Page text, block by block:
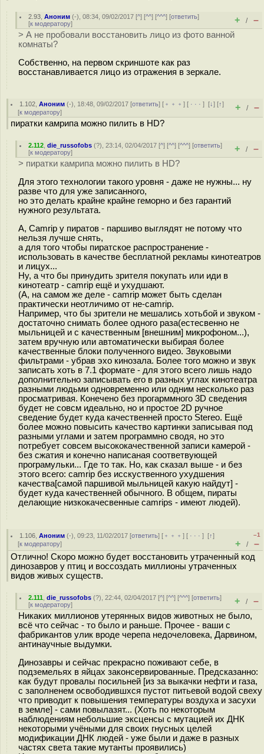
2.93 ,Аноним (-), 08:34, 09/02/2017 [^] [^^] [^^^] [ответить]
[к модератору] + / –
> А не пробовали восстановить лицо из фото ванной
комнаты?
Собственно, на первом скриншоте как раз
восстанавливается лицо из отражения в зеркале.
1.102 ,Аноним (-), 18:48, 09/02/2017 [ответить] [ ﹢﹢﹢] [ · · ·][↓] [↑]
[к модератору] + / –
пиратки камрипа можно пилить в HD?
2.112 ,die_russofobs (?), 23:14, 02/04/2017 [^] [^^] [^^^] [ответить]
[к модератору] + / –
> пиратки камрипа можно пилить в HD?
Для этого технологии такого уровня - даже не нужны... ну
разве что для уже записанного,
но это делать крайне крайне геморно и без гарантий
нужного результата.
А, Camrip у пиратов - паршиво выглядят не потому что
нельзя лучше снять,
а для того чтобы пиратское распространение -
использовать в качестве бесплатной рекламы кинотеатров
и лицух...
Ну, а что бы принудить зрителя покупать или иди в
кинотеатр - camrip ещё и ухудшают.
(А, на самом же деле - camrip может быть сделан
практически неотличимо от не-camrip.
Например, что бы зрители не мешались хотьбой и звуком -
достаточно снимать более одного раза(естесвенно не
мыльницей и с качественным [внешним] микрофоном...),
затем вручную или автоматически выбирая более
качественные блоки полученного видео. Звуковыми
фильтрами - убрав эхо кинозала. Более того можно и звук
записать хоть в 7.1 формате - для этого всего лишь надо
дополнительно записывать его в разных углах кинотеатра
разными людьми одновременно или одним несколько раз
просматривая. Конечено без прогарммного 3D сведения
будет не совсм идеально, но и простое 2D ручное
сведение будет куда качественней просто Stereo. Ещё
более можно повысить качество картинки записывая под
разными углами и затем программно сводя, но это
потребует совсем высококачественной записи камерой -
без сжатия и конечно написаная соответвующей
програмульки... Где то так. Но, как сказал выше - и без
этого всего: сamrip без исскуственного ухудшения
качества[самой паршивой мыльницей какую найдут] -
будет куда качественней обычного. В общем, пираты
делающие низкокачесвенные camrips - имеют людей).
1.106 ,Аноним (-), 09:23, 11/02/2017 [ответить] [ ﹢﹢﹢] [ · · ·][↑]
[к модератору]
–1
+ / –
Отлично! Скоро можно будет восстановить утраченный код
динозавров у птиц и воссоздать миллионы утраченных
видов живых существ.
2.111 ,die_russofobs (?), 22:44, 02/04/2017 [^] [^^] [^^^] [ответить]
[к модератору] + / –
Никаких миллионов утерянных видов животных не было,
всё что сейчас - то было и раньше. Прочее - ваши с
фабрикантов улик вроде черепа недочеловека, Дарвином,
антинаучные выдумки.
Динозавры и сейчас прекрасно поживают себе, в
подземельях в яйцах законсервированные. Предсказанно:
как будут провалы посильней [из за выкачки нефти и газа,
с заполненем освободившхся пустот питьевой водой свеху
что приводит к повышения температуры воздуха и засухи
в земле] - сами повылазят... (Хоть по некоторым
наблюдениям небольшие эксценсы с мутацией их ДНК
некоторыми учёными для своих гнусных целей
модификации ДНК людей - уже были и даже в разных
частях света такие мутанты проявились)